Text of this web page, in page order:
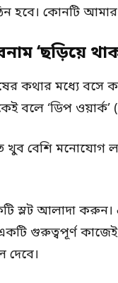
হবে। কোনটি আমার
‘ছড়িয়ে
কথার মধ্যে বসে
বলে ‘ডিপ
বেশি মনোযোগ
স্লট আলাদা
একটি গুরুত্বপূর্ণ
দেবে।